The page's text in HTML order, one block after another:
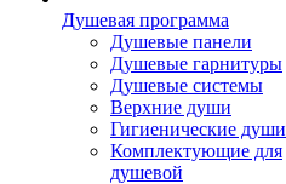
Душевая программа
Душевые панели
Душевые гарнитуры
Душевые системы
Верхние души
Гигиенические души
Комплектующие для
душевой